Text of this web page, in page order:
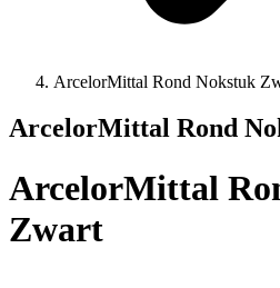
ArcelorMittal Rond Nokstuk
ArcelorMittal Rond
ArcelorMittal
Zwart